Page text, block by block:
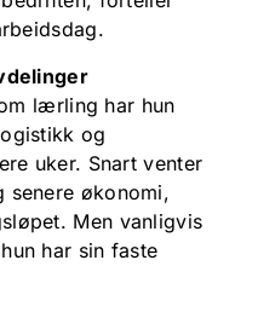
lærling har hun
og
uker. Snart venter
senere økonomi,
Men vanligvis
har sin faste